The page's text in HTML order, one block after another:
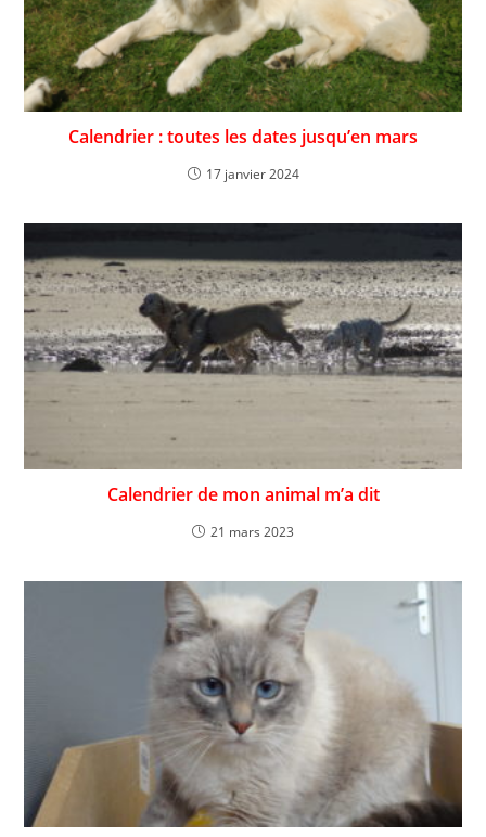
Calendrier : toutes les dates jusqu’en mars
17 janvier 2024
Calendrier de mon animal m’a dit
21 mars 2023